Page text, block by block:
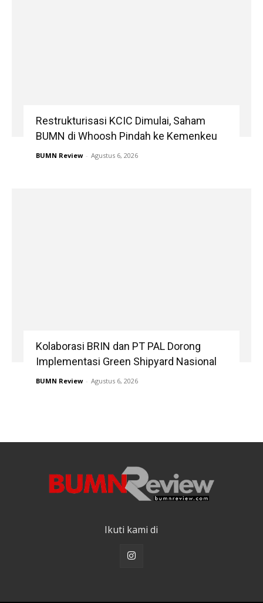
Restrukturisasi KCIC Dimulai, Saham
BUMN di Whoosh Pindah ke Kemenkeu
BUMN Review - Agustus 6, 2026
Kolaborasi BRIN dan PT PAL Dorong
Implementasi Green Shipyard Nasional
BUMN Review - Agustus 6, 2026
Ikuti kami di